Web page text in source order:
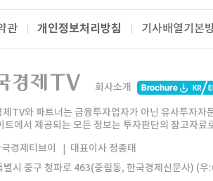
관 개인정보처리방침 기사배열기본
패밀리사이트
한국경제TV
한경미디어그룹 한국경제신문 한국경제
모바일앱 한국경제TV앱
회사소개
제TV와 파트너는 금융투자업자가 아닌 유사투자
트에서 제공되는 모든 정보는 투자판단의 참고자
경제티브이
대표이사 정종태
별시 중구 청파로 463(중림동, 한국경제신문사) (